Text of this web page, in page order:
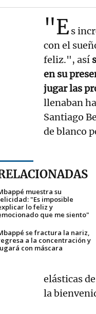
"Es
con el
feliz.", así
en su
jugar las
llenaban
Santiago
de blanco
muestra su
"Es imposible
lo feliz y
que me siento"
se fractura la nariz,
a la concentración y
con máscara
elásticas
la